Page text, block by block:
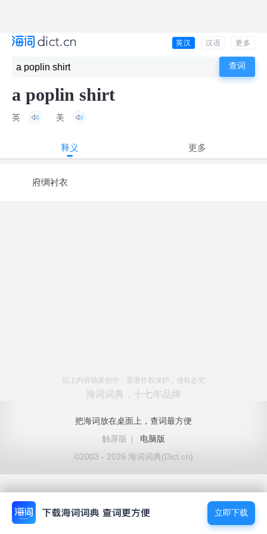
英汉 汉语 更多
a poplin shirt
英 美
释义 更多
府绸衬衣
以上内容独家创作，受著作权保护，侵权必究
海词词典，十七年品牌
把海词放在桌面上，查词最方便
触屏版
|
电脑版
©2003 - 2026 海词词典(Dict.cn)
立即下载
立即下载